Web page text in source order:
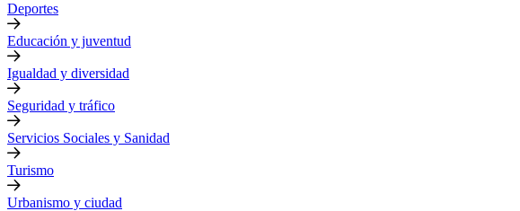
Deportes
Educación y juventud
Igualdad y diversidad
Seguridad y tráfico
Servicios Sociales y Sanidad
Turismo
Urbanismo y ciudad